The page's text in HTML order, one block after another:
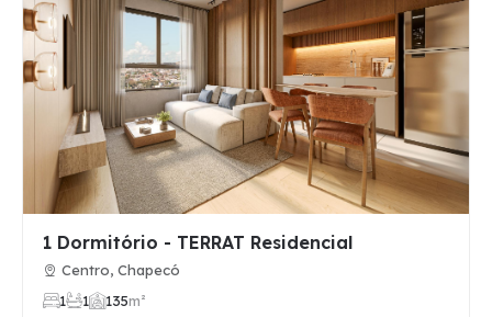
1 Dormitório - TERRAT Residencial
Centro, Chapecó
1
1 135m²